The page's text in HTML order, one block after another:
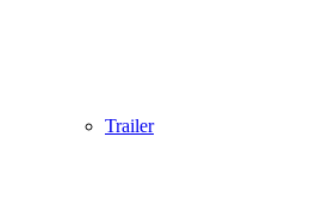
Trailer